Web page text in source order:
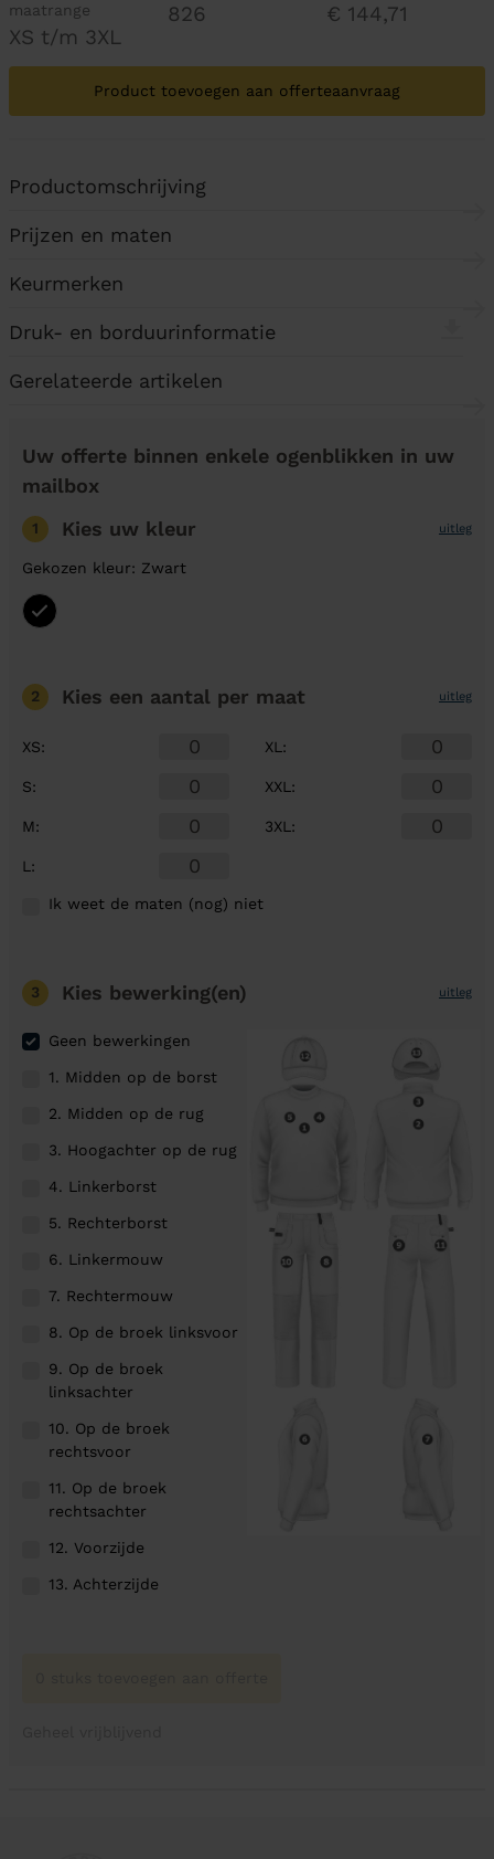
maatrange
XS t/m 3XL
826 € 144,71
Product toevoegen aan offerteaanvraag
Productomschrijving
Prijzen en maten
Keurmerken
Druk- en borduurinformatie
Gerelateerde artikelen
Uw offerte binnen enkele ogenblikken in uw
mailbox
1 Kies uw kleur uitleg
Gekozen kleur: Zwart
2 Kies een aantal per maat uitleg
XS:
S:
M:
L :
XL :
XXL :
3XL :
Ik weet de maten (nog) niet
3 Kies bewerking(en) uitleg
Geen bewerkingen
1. Midden op de borst
2. Midden op de rug
3. Hoogachter op de rug
4. Linkerborst
5. Rechterborst
6. Linkermouw
7. Rechtermouw
8. Op de broek linksvoor
9. Op de broek
linksachter
10. Op de broek
rechtsvoor
11. Op de broek
rechtsachter
12. Voorzijde
13. Achterzijde